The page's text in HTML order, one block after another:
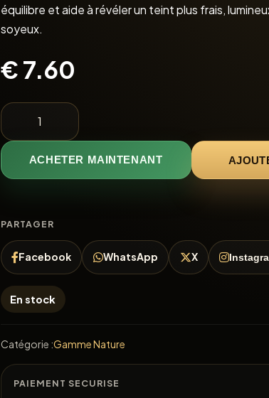
€7.60
équilibre et aide à révéler un teint plus frais,
soyeux.
ACHETER MAINTENANT
PARTAGER
Facebook WhatsApp X
En stock
Catégorie :Gamme Nature
PAIEMENT SECURISE